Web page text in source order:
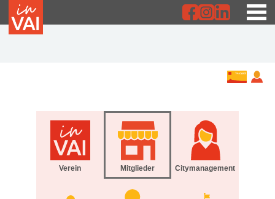
Verein Mitglieder Citymanagement